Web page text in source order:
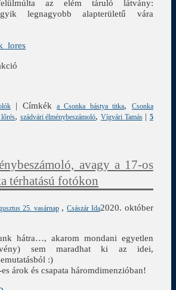
felülmúlta az elém táruló látvány:
legnagyobb alapterületű vára
| Címkék a Csonka bástya titka,
Csonka
, szádvári élménybeszámoló, Vígvári Tamás| 5
avagy a 17-os
térhatású fotókon
25. vasárnap ,Császár Ida2020. október
hátra…, akarom mondani egyetlen
sem maradhat ki az idei,
:)
árok és csapata háromdimenzióban!